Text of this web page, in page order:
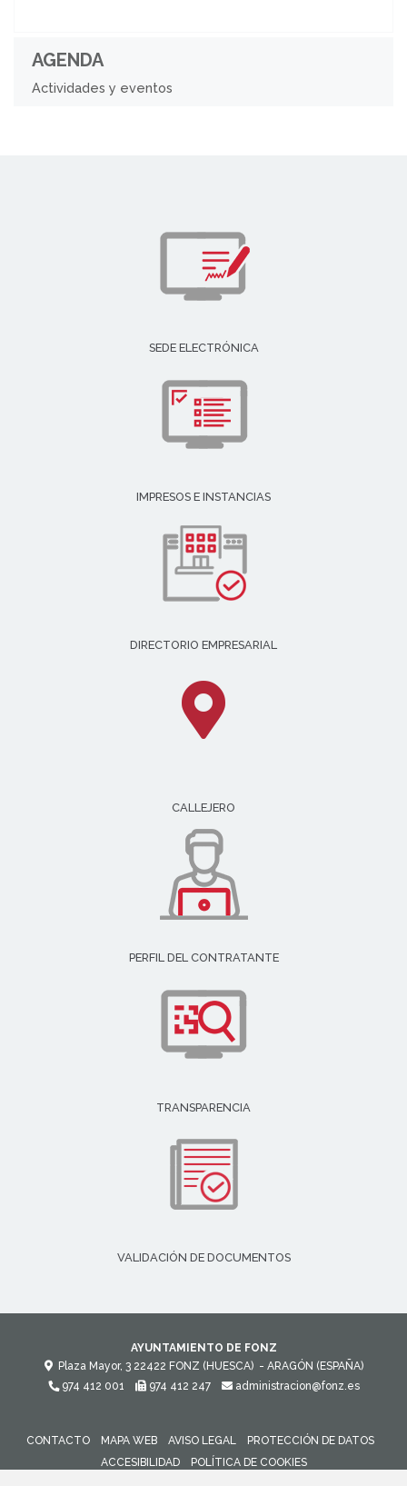
AGENDA
Actividades y eventos
SEDE ELECTRÓNICA
IMPRESOS E INSTANCIAS
DIRECTORIO EMPRESARIAL
CALLEJERO
PERFIL DEL CONTRATANTE
TRANSPARENCIA
VALIDACIÓN DE DOCUMENTOS
AYUNTAMIENTO DE FONZ
Plaza Mayor, 3 22422 FONZ (HUESCA) - ARAGÓN (ESPAÑA)
974 412 001
974 412 247 administracion@fonz.es
CONTACTO MAPA WEB AVISO LEGAL
PROTECCIÓN DE DATOS
ACCESIBILIDAD
POLÍTICA DE COOKIES